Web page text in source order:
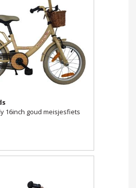
16inch goud meisjesfiets